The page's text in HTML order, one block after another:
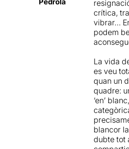
però en
que
amb un
blanca,
encerts
El teatre
augura
Si
han
y trucos
por la
escena.
fuerza y
gracia
amargo.
artefacto
crítica,
vibrar…
podem
La vida
es veu
quan un
quadre:
‘en’
blancor
dubte tot